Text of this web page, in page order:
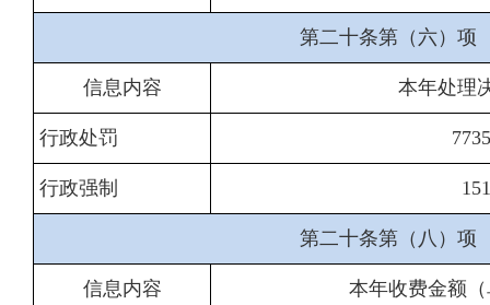
第二十条第（六）项
信息内容 本年处理
行政处罚
行政强制 151
第二十条第（八）项
信息内容 本年收费金额